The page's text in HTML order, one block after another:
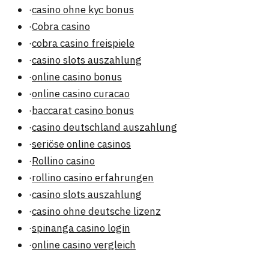
·casino ohne kyc bonus
·Cobra casino
·cobra casino freispiele
·casino slots auszahlung
·online casino bonus
·online casino curacao
·baccarat casino bonus
·casino deutschland auszahlung
·seriöse online casinos
·Rollino casino
·rollino casino erfahrungen
·casino slots auszahlung
·casino ohne deutsche lizenz
·spinanga casino login
·online casino vergleich